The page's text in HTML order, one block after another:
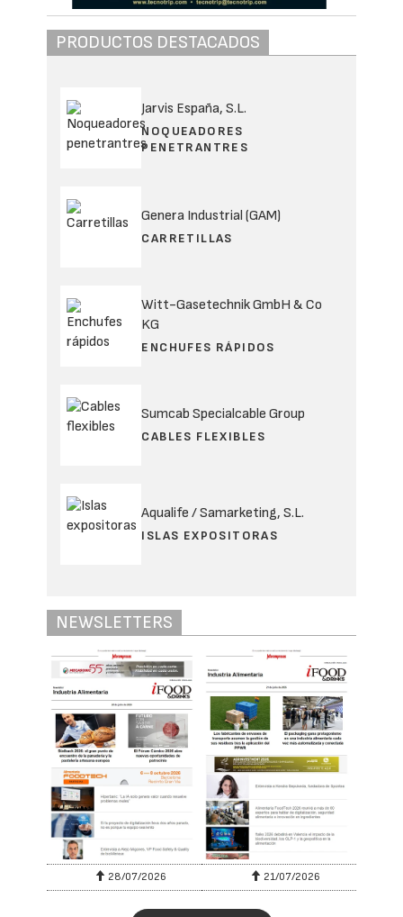
PRODUCTOS DESTACADOS
Jarvis España, S.L.
NOQUEADORES
PENETRANTRES
Genera Industrial (GAM)
CARRETILLAS
Witt-Gasetechnik GmbH & Co
KG
ENCHUFES RÁPIDOS
Sumcab Specialcable Group
CABLES FLEXIBLES
Aqualife / Samarketing, S.L.
ISLAS EXPOSITORAS
NEWSLETTERS
28/07/2026 21/07/2026